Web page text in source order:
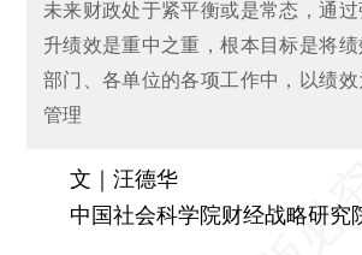
未来财政处于紧平衡或是常态，通
升绩效是重中之重，根本目标是将
部门、各单位的各项工作中，以绩
管理
文｜汪德华
中国社会科学院财经战略研究